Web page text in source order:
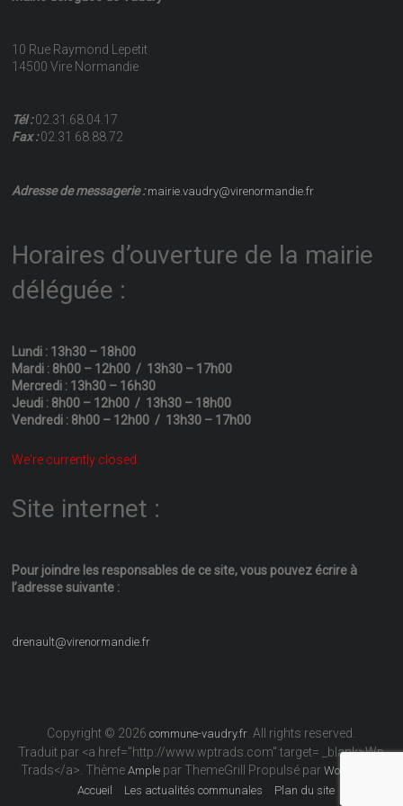
10 Rue Raymond Lepetit
14500 Vire Normandie
Tél :02.31.68.04.17
Fax :02.31.68.88.72
Adresse de messagerie :mairie.vaudry@virenormandie.fr
Horaires d’ouverture de la mairie
déléguée :
Lundi : 13h30 – 18h00
Mardi : 8h00 – 12h00 / 13h30 – 17h00
Mercredi : 13h30 – 16h30
Jeudi : 8h00 – 12h00 / 13h30 – 18h00
Vendredi : 8h00 – 12h00 / 13h30 – 17h00
We're currently closed.
Site internet :
Pour joindre les responsables de ce site, vous pouvez écrire à
l’adresse suivante :
drenault@virenormandie.fr
Copyright © 2026commune-vaudry.fr . All rights reserved.
Traduit par <a href="http://www.wptrads.com" target= _blank>Wp
Trads</a>. ThèmeAmple par ThemeGrill Propulsé parWordPress
Accueil
Les actualités communales Plan du site